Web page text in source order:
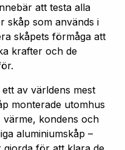
att testa alla
skåp som används i
skåpets förmåga att
krafter och de
av världens mest
monterade utomhus
kondens och
aluminiumskåp –